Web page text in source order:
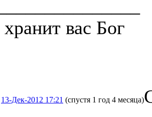
вас Бог
13-Дек-2012 17:21 (спустя 1 год 4 месяца)